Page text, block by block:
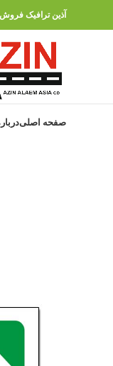
آذین ترافیک
صفحه اصلی